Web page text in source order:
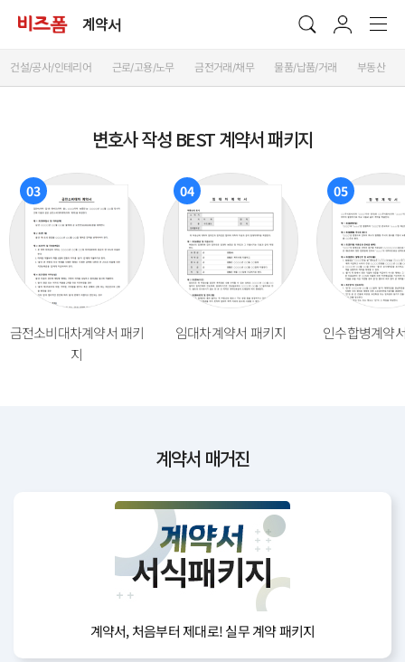
계약서
건설/공사/인테리어 근로/고용/노무 금전거래/채무 물품/납품/거래 부동산
변호사 작성 BEST 계약서 패키지
03
금전소비대차계약서 패키
지
04
임대차계약서 패키지
05
인수합병계약
계약서 매거진
계약서, 처음부터 제대로! 실무 계약 패키지